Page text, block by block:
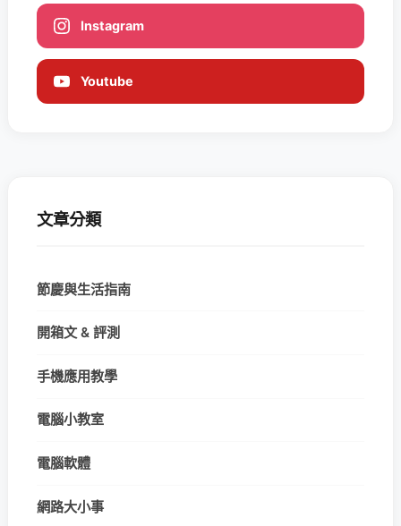
Instagram
Youtube
文章分類
節慶與生活指南
開箱文 & 評測
手機應用教學
電腦小教室
電腦軟體
網路大小事